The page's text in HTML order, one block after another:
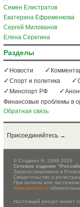
Семен Елистратов
Екатерина Ефременкова
Сергей Милованов
Елена Серегина
Разделы
Новости
Спорт и политика
Минспорт РФ
Финансовые проблемы в
Обратная связь
Присоединяйтесь →
©Стадион ®, 1998-2026
Сетевое издание
Зарегистрировано в
Свидетельство о
При полном или
www.stadium.ru
Настоящий ресурс может